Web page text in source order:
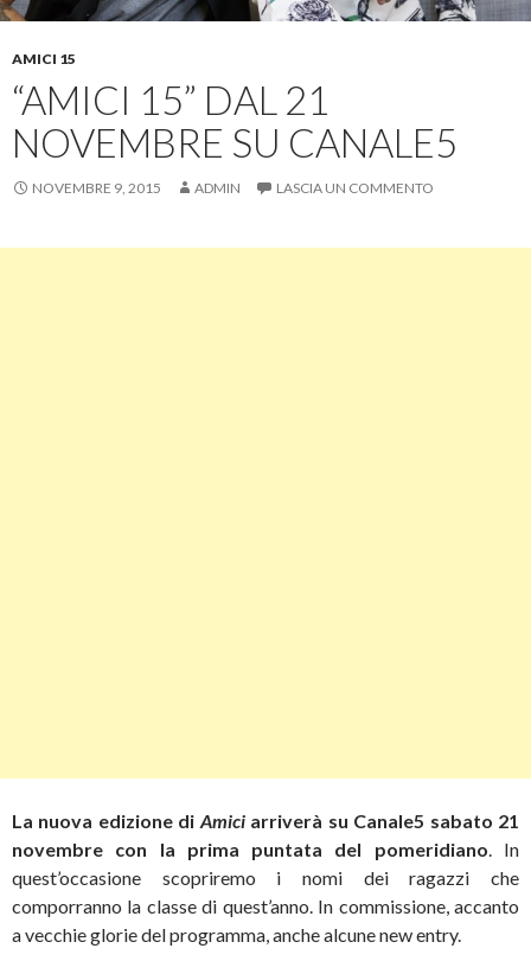
AMICI 15
“AMICI 15” DAL 21
NOVEMBRE SU CANALE5
NOVEMBRE 9, 2015 ADMIN LASCIA UN COMMENTO
La nuova edizione di Amici arriverà su Canale5 sabato 21
novembre con la prima puntata del pomeridiano . In
quest’occasione scopriremo i nomi dei ragazzi che
comporranno la classe di quest’anno. In commissione, accanto
a vecchie glorie del programma, anche alcune new entry.